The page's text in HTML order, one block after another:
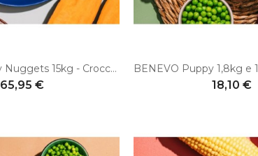
V-DOG Crunchy Nuggets 15kg - Croccanti alimento vegano per cani adulti
65,95 € 18,10 €